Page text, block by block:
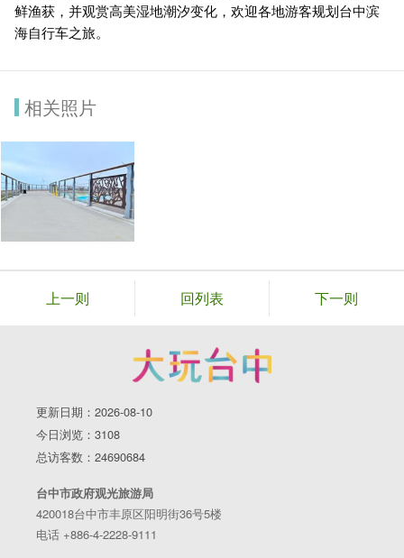
鲜渔获，并观赏高美湿地潮汐变化，欢迎各地游客规划台中滨
海自行车之旅。
相关照片
上一则 回列表 下一则
更新日期：2026-08-10
今日浏览：3108
总访客数：24690684
台中市政府观光旅游局
420018台中市丰原区阳明街36号5楼
电话 +886-4-2228-9111